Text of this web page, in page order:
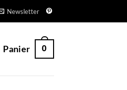
Newsletter
Panier 0